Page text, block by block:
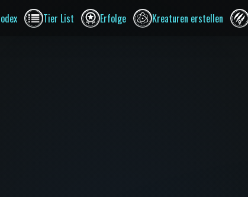
Tier List Erfolge Kreaturen erstellen